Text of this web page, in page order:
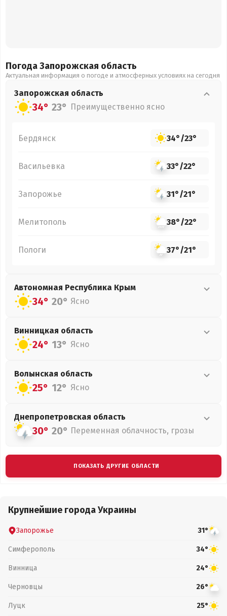
Погода Запорожская область
Актуальная информация о погоде и атмосферных условиях на сегодня
Запорожская область
34° 23° Преимущественно ясно
Бердянск 34°/23°
Васильевка 33°/22°
Запорожье 31°/21°
Мелитополь 38°/22°
Пологи 37°/21°
Автономная Республика Крым
34° 20° Ясно
Винницкая область
24° 13° Ясно
Волынская область
25° 12° Ясно
Днепропетровская область
30° 20° Переменная облачность, грозы
ПОКАЗАТЬ ДРУГИЕ ОБЛАСТИ
Крупнейшие города Украины
Запорожье 31°
Симферополь 34°
Винница 24°
Черновцы 26°
Луцк 25°